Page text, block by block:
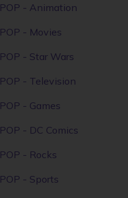
POP - Animation
POP - Movies
POP - Star Wars
POP - Television
POP - Games
POP - DC Comics
POP - Rocks
POP - Sports